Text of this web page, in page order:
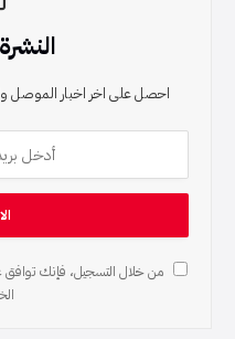
احصل على اخر اخبار الموصل
من خلال التسجيل، فإنك توافق